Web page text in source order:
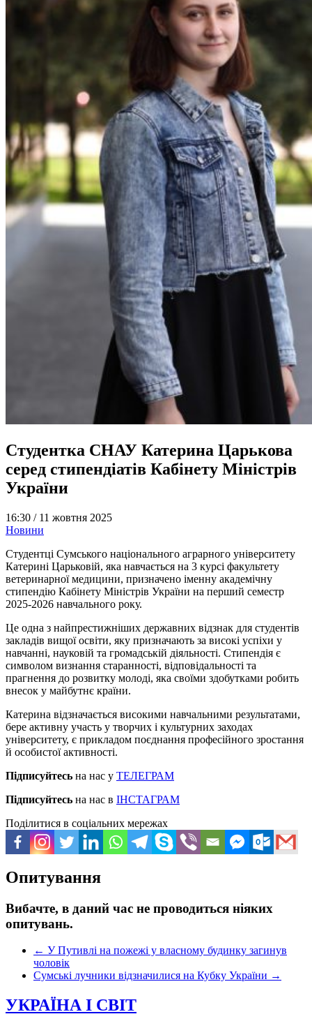
Студентка СНАУ Катерина Царькова
серед стипендіатів Кабінету Міністрів
України
16:30 / 11 жовтня 2025
Новини
Студентці Сумського національного аграрного університету
Катерині Царьковій, яка навчається на 3 курсі факультету
ветеринарної медицини, призначено іменну академічну
стипендію Кабінету Міністрів України на перший семестр
2025-2026 навчального року.
Це одна з найпрестижніших державних відзнак для студентів
закладів вищої освіти, яку призначають за високі успіхи у
навчанні, науковій та громадській діяльності. Стипендія є
символом визнання старанності, відповідальності та
прагнення до розвитку молоді, яка своїми здобутками робить
внесок у майбутнє країни.
Катерина відзначається високими навчальними результатами,
бере активну участь у творчих і культурних заходах
університету, є прикладом поєднання професійного зростання
й особистої активності.
Підписуйтесь на нас у ТЕЛЕГРАМ
Підписуйтесь на нас в ІНСТАГРАМ
Поділитися в соціальних мережах
Опитування
Вибачте, в даний час не проводиться ніяких
опитувань.
← У Путивлі на пожежі у власному будинку загинув
чоловік
Сумські лучники відзначилися на Кубку України →
УКРАЇНА І СВІТ